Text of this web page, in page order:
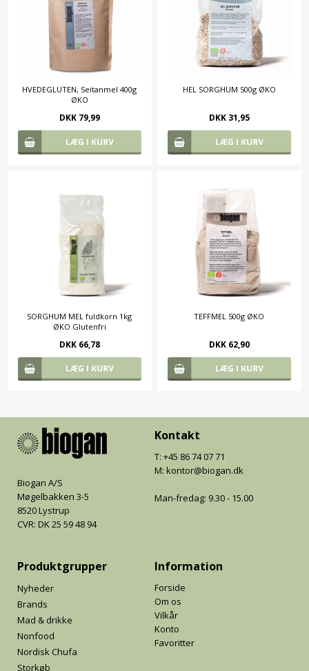
HVEDEGLUTEN, Seitanmel 400g
ØKO
DKK 79,99
HEL SORGHUM 500g ØKO
DKK 31,95
SORGHUM MEL fuldkorn 1kg
ØKO Glutenfri
DKK 66,78
TEFFMEL 500g ØKO
DKK 62,90
Biogan A/S
Møgelbakken 3-5
8520 Lystrup
CVR: DK 25 59 48 94
Kontakt
T: +45 86 74 07 71
M: kontor@biogan.dk
Man-fredag: 9.30 - 15.00
Produktgrupper
Nyheder
Brands
Mad & drikke
Nonfood
Nordisk Chufa
Storkøb
Information
Forside
Om os
Vilkår
Konto
Favoritter